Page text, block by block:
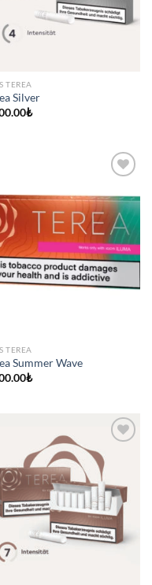
TEREA
Silver
₺
TEREA
Summer Wave
₺